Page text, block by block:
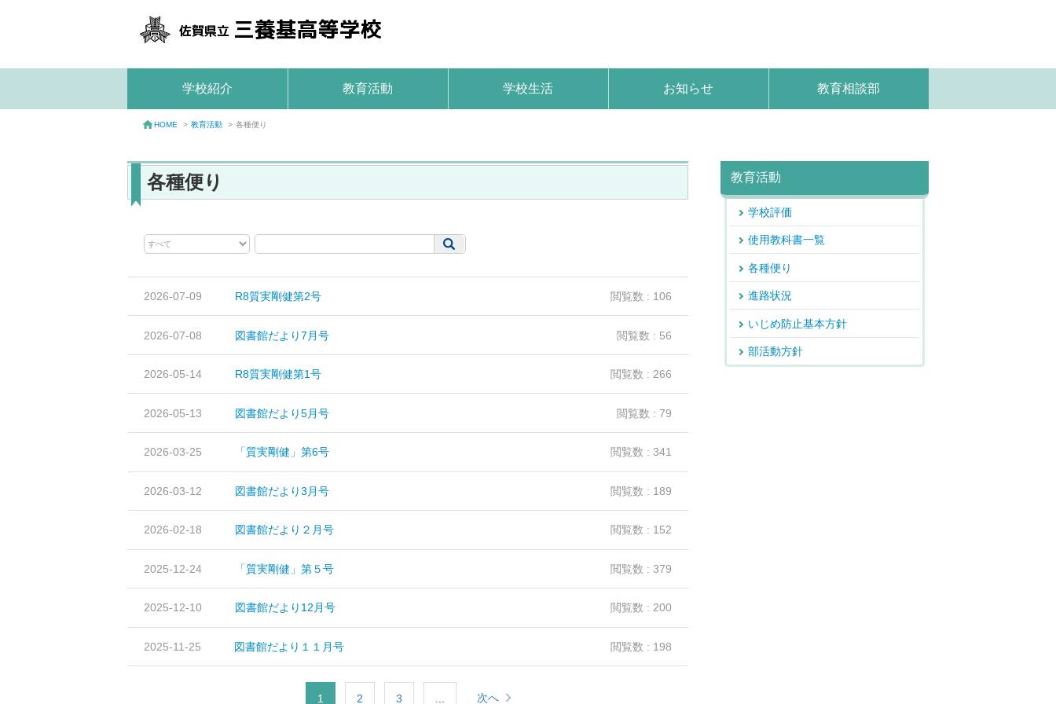
学校紹介 教育活動 学校生活 お知らせ 教育相談部
HOME > 教育活動 > 各種便り
各種便り
2026-07-09 R8質実剛健第2号 閲覧数 : 106
2026-07-08 図書館だより7月号 閲覧数 : 56
2026-05-14 R8質実剛健第1号 閲覧数 : 266
2026-05-13 図書館だより5月号 閲覧数 : 79
2026-03-25 「質実剛健」第6号 閲覧数 : 341
2026-03-12 図書館だより3月号 閲覧数 : 189
2026-02-18 図書館だより２月号 閲覧数 : 152
2025-12-24 「質実剛健」第５号 閲覧数 : 379
2025-12-10 図書館だより12月号 閲覧数 : 200
2025-11-25 図書館だより１１月号 閲覧数 : 198
1 2 3 次へ
教育活動
学校評価
使用教科書一覧
各種便り
進路状況
いじめ防止基本方針
部活動方針